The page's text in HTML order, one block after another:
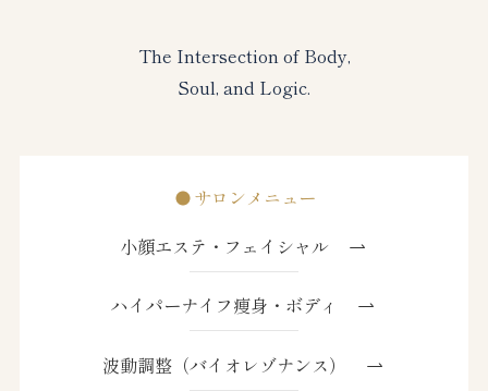
The Intersection of Body,
Soul, and Logic.
サロンメニュー
小顔エステ・フェイシャル
ハイパーナイフ痩身・ボディ
波動調整（バイオレゾナンス）